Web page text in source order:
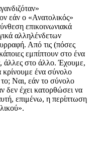
εάν ο «Ανατολικός»
επικοινωνιακά
αλληλένδετων
Από τις (πόσες
εμπίπτουν στο ένα
άλλες στο άλλο. Έχουμε,
ένα σύνολο
το; Ναι, εάν το σύνολο
δεν έχει κατορθώσει να
επιμένω, η περίπτωση